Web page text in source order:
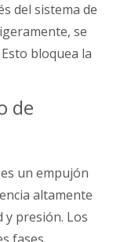
del sistema de
se
bloquea la
de
un empujón
altamente
y presión. Los